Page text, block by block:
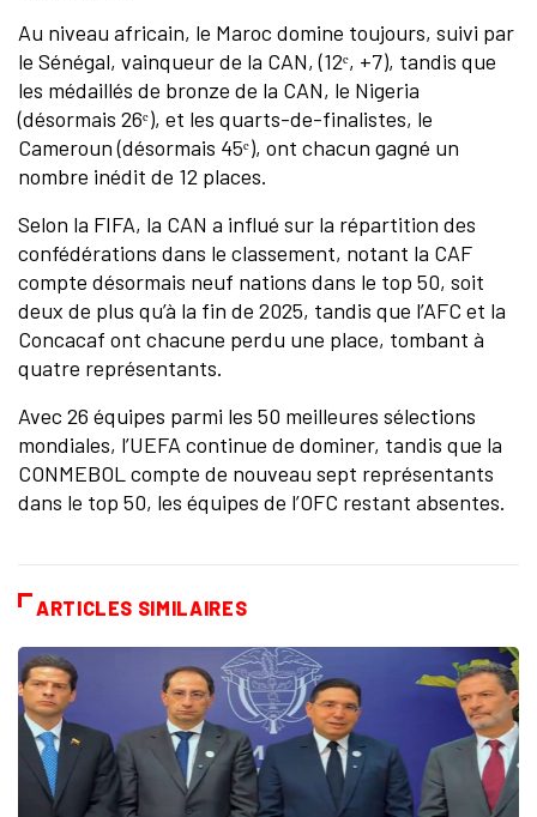
Au niveau africain, le Maroc domine toujours, suivi par
le Sénégal, vainqueur de la CAN, (12ᵉ, +7), tandis que
les médaillés de bronze de la CAN, le Nigeria
(désormais 26ᵉ), et les quarts-de-finalistes, le
Cameroun (désormais 45ᵉ), ont chacun gagné un
nombre inédit de 12 places.
Selon la FIFA, la CAN a influé sur la répartition des
confédérations dans le classement, notant la CAF
compte désormais neuf nations dans le top 50, soit
deux de plus qu’à la fin de 2025, tandis que l’AFC et la
Concacaf ont chacune perdu une place, tombant à
quatre représentants.
Avec 26 équipes parmi les 50 meilleures sélections
mondiales, l’UEFA continue de dominer, tandis que la
CONMEBOL compte de nouveau sept représentants
dans le top 50, les équipes de l’OFC restant absentes.
ARTICLES SIMILAIRES